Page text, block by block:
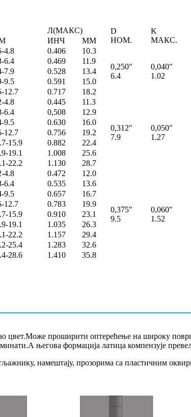
Л(МАКС)
D
НОМ.
K
МАКС.
ИНЧ MM
4.8 0.406
10.3
0,250"
6.4
0,040"
1.02
6.4 0.469
11.9
7.9 0.528
13.4
9.5 0.591
15.0
12.7 0.717 18.2
4.8 0.445 11.3
0,312"
7.9
0,050"
1.27
6.4 0,508
12.9
9.5 0.630
16.0
12.7 0.756
19.2
15.9 0.882
22.4
19.1 1.008
25.6
22.2 1.130 28.7
4.8 0.472 12.0
0,375"
9.5
0,060"
1.52
6.4 0.535
13.6
9.5 0.657
16.7
12.7 0.783
19.9
15.9 0.910
23.1
19.1 1.035
26.3
22.2 1.157
29.4
25.4 1.283
32.6
28.6 1.410 35.8
цвет.Може проширити оптерећење на широку
његова формација латица компензује
намештају, прозорима са пластичним